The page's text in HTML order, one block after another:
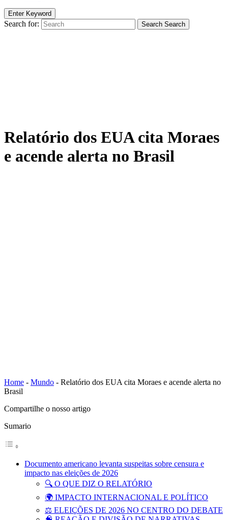
Enter Keyword
Search for: Search Search
Relatório dos EUA cita Moraes
e acende alerta no Brasil
Home - Mundo - Relatório dos EUA cita Moraes e acende alerta no
Brasil
Compartilhe o nosso artigo
Sumario
Documento americano levanta suspeitas sobre censura e
impacto nas eleições de 2026
🔍 O QUE DIZ O RELATÓRIO
🌍 IMPACTO INTERNACIONAL E POLÍTICO
⚖️ ELEIÇÕES DE 2026 NO CENTRO DO DEBATE